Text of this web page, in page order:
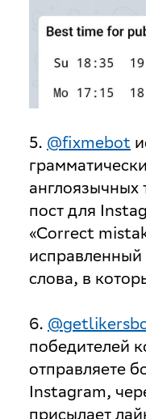
5. @fixmebot
англоязычных
пост для
«Correct
слова, в
6.
победителей
отправляете
Instagram,
присылает